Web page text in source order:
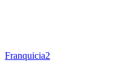
Franquicia2